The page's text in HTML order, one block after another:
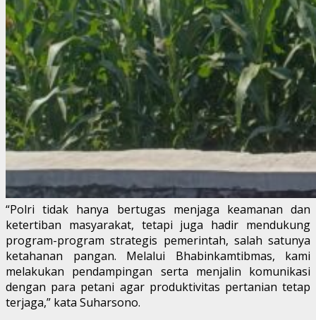
“Polri tidak hanya bertugas menjaga keamanan dan
ketertiban masyarakat, tetapi juga hadir mendukung
program-program strategis pemerintah, salah satunya
ketahanan pangan. Melalui Bhabinkamtibmas, kami
melakukan pendampingan serta menjalin komunikasi
dengan para petani agar produktivitas pertanian tetap
terjaga,” kata Suharsono.